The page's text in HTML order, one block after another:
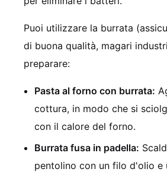
Puoi utilizzare la burrata
di buona qualità, magari
preparare:
Pasta al forno con burrata:
cottura, in modo che si
con il calore del forno.
Burrata fusa in padella:
pentolino con un filo d'olio e